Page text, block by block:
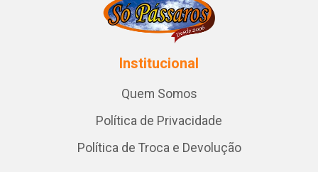
Institucional
Quem Somos
Política de Privacidade
Política de Troca e Devolução